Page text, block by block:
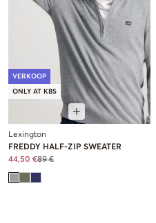
VERKOOP
ONLY AT KBS
Lexington
FREDDY HALF-ZIP SWEATER
44,50 €89 €